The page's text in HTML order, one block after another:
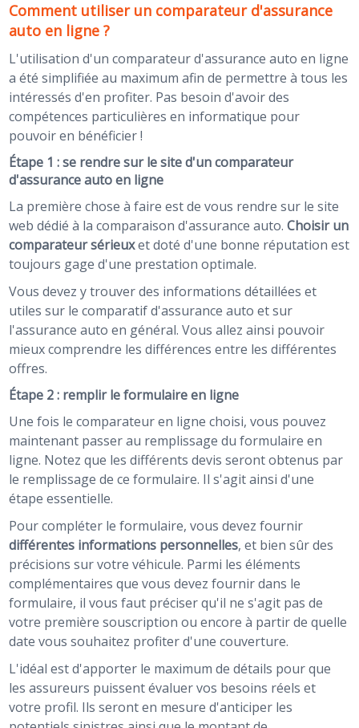
Comment utiliser un comparateur d'assurance
auto en ligne ?
L'utilisation d'un comparateur d'assurance auto en ligne
a été simplifiée au maximum afin de permettre à tous les
intéressés d'en profiter. Pas besoin d'avoir des
compétences particulières en informatique pour
pouvoir en bénéficier !
Étape 1 : se rendre sur le site d'un comparateur
d'assurance auto en ligne
La première chose à faire est de vous rendre sur le site
web dédié à la comparaison d'assurance auto.Choisir un
comparateur sérieuxet doté d'une bonne réputation est
toujours gage d'une prestation optimale.
Vous devez y trouver des informations détaillées et
utiles sur le comparatif d'assurance auto et sur
l'assurance auto en général. Vous allez ainsi pouvoir
mieux comprendre les différences entre les différentes
offres.
Étape 2 : remplir le formulaire en ligne
Une fois le comparateur en ligne choisi, vous pouvez
maintenant passer au remplissage du formulaire en
ligne. Notez que les différents devis seront obtenus par
le remplissage de ce formulaire. Il s'agit ainsi d'une
étape essentielle.
Pour compléter le formulaire, vous devez fournir
différentes informations personnelles, et bien sûr des
précisions sur votre véhicule. Parmi les éléments
complémentaires que vous devez fournir dans le
formulaire, il vous faut préciser qu'il ne s'agit pas de
votre première souscription ou encore à partir de quelle
date vous souhaitez profiter d'une couverture.
L'idéal est d'apporter le maximum de détails pour que
les assureurs puissent évaluer vos besoins réels et
votre profil. Ils seront en mesure d'anticiper les